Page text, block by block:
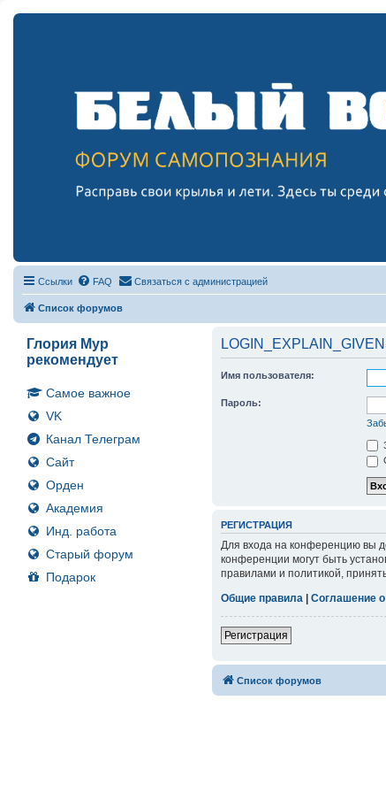
Ссылки FAQ Связаться с администрацией
Список форумов
Глория Мур
рекомендует
Самое важное
VK
Канал Телеграм
Сайт
Орден
Академия
Инд. работа
Старый форум
Подарок
Имя пользователя:
Пароль:
РЕГИСТРАЦИЯ
Для входа на конференцию вы
конференции могут быть
правилами и политикой,
Общие правила |Соглашение
Регистрация
Список форумов